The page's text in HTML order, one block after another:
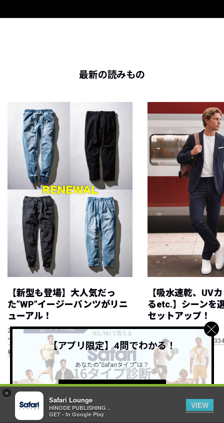
×
Safari Lounge
HINODE PUBLISHING ..
GET - In Google Play
VIEW
最新の読みもの
【新型も登場】大人気だっ
た”WP”イージーパンツがリニ
ューアル！
2026.08.08
NEW
“WP”のイージーパンツを徹底解説&コーデ
紹介
【吸水速乾、UV
るetc.】シーンを
セットアップ！
2026.08.07
NEW
RECOMMEND ITEM vol.334
すべて見る
【アプリ限定】4問でわかる！
あなたの"Safariタイプ"は？
詳しくはこちら ＞